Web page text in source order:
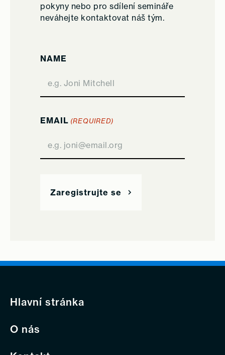
pokyny nebo pro sdílení semináře
neváhejte kontaktovat náš tým.
NAME
EMAIL (REQUIRED)
Hlavní stránka
O nás